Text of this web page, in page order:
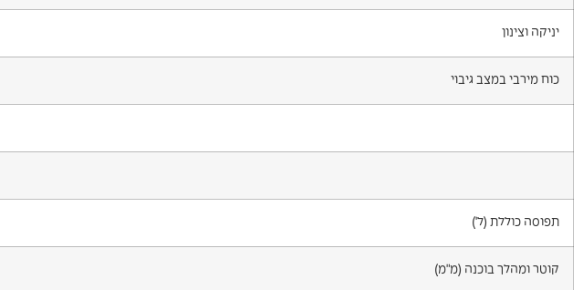
יניקה וצינון
כוח מירבי במצב גיבוי
תפוסה כוללת (ל')
קוטר ומהלך בוכנה (מ"מ)